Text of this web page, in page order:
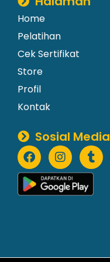
Home
Pelatihan
Cek Sertifikat
Store
Profil
Kontak
Sosial Media